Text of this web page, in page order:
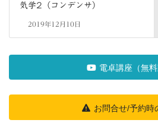
気学2（コンデンサ）
2019年12月10日
電卓講座（無料
お問合せ/予約時